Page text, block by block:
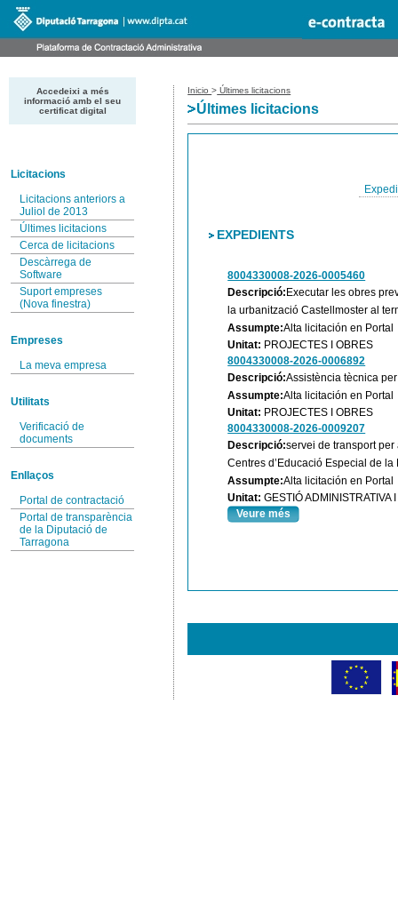
Accedeixi a més
informació amb el seu
certificat digital
Licitacions
Licitacions anteriors a
Juliol de 2013
Últimes licitacions
Cerca de licitacions
Descàrrega de
Software
Suport empreses
(Nova finestra)
Empreses
La meva empresa
Utilitats
Verificació de
documents
Enllaços
Portal de contractació
Portal de transparència
de la Diputació de
Tarragona
Inicio> Últimes licitacions
Últimes licitacions
EXPEDIENTS
8004330008-2026-0005460
Descripció:Executar les obres
la urbanització Castellmoster al
Assumpte:Alta licitación en Portal
Unitat: PROJECTES I OBRES
8004330008-2026-0006892
Descripció:Assistència tècnica
Assumpte:Alta licitación en Portal
Unitat: PROJECTES I OBRES
8004330008-2026-0009207
Descripció:servei de transport
Centres d’Educació Especial de
Assumpte:Alta licitación en Portal
Unitat:GESTIÓ ADMINISTRATIVA
Veure més